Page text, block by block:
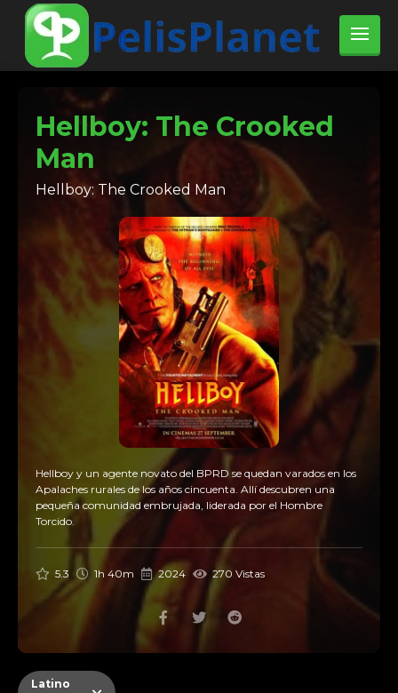
Hellboy: The Crooked
Man
Hellboy: The Crooked Man
Hellboy y un agente novato del BPRD se quedan varados en los
Apalaches rurales de los años cincuenta. Allí descubren una
pequeña comunidad embrujada, liderada por el Hombre
Torcido.
5.3 1h 40m 2024 270 Vistas
Latino